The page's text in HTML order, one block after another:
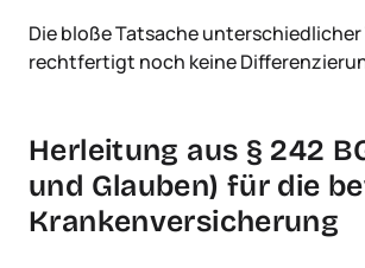
Die bloße Tatsache
rechtfertigt noch keine
Herleitung aus § 242
und Glauben) für die
Krankenversicherung